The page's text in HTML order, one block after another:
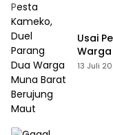
Usai
13 Juli